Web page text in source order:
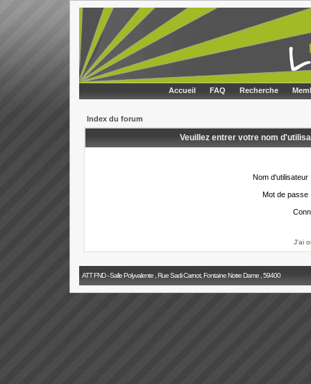
Accueil FAQ Recherche
Index du forum
Veuillez entrer votre nom
Nom d'utilisateur
Mot de passe
J'ai
ATT FND - Salle Polyvalente , Rue Sadi Carnot, Fontaine Notre Dame , 59400